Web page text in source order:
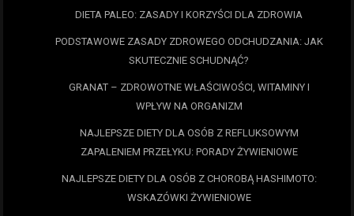
DIETA PALEO: ZASADY I KORZYŚCI DLA ZDROWIA
PODSTAWOWE ZASADY ZDROWEGO ODCHUDZANIA: JAK
SKUTECZNIE SCHUDNĄĆ?
GRANAT – ZDROWOTNE WŁAŚCIWOŚCI, WITAMINY I
WPŁYW NA ORGANIZM
NAJLEPSZE DIETY DLA OSÓB Z REFLUKSOWYM
ZAPALENIEM PRZEŁYKU: PORADY ŻYWIENIOWE
NAJLEPSZE DIETY DLA OSÓB Z CHOROBĄ HASHIMOTO:
WSKAZÓWKI ŻYWIENIOWE